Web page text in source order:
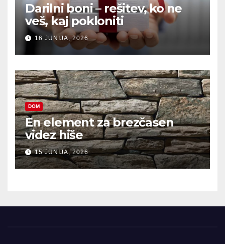
Darilni boni – rešitev, ko ne
veš, kaj pokloniti
16 JUNIJA, 2026
DOM
En element za brezčasen
videz hiše
15 JUNIJA, 2026